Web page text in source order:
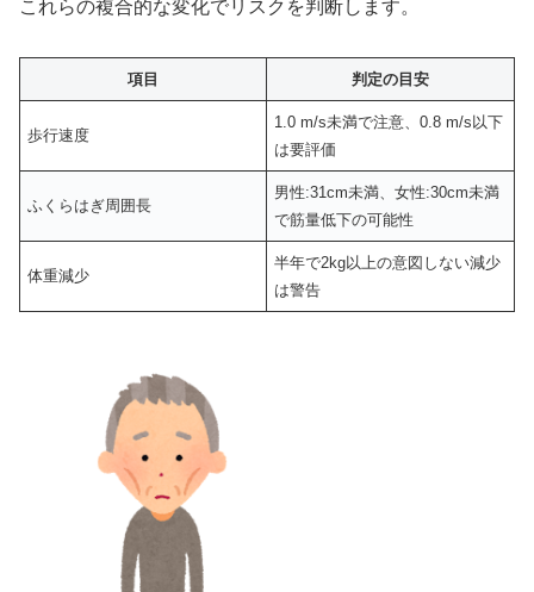
これらの複合的な変化でリスクを判断します。
項目 判定の目安
歩行速度
1.0 m/s未満で注意、0.8 m/s以下
は要評価
ふくらはぎ周囲長
男性:31cm未満、女性:30cm未満
で筋量低下の可能性
体重減少
半年で2kg以上の意図しない減少
は警告